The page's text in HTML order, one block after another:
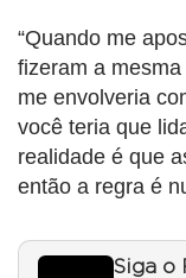
“Quando me
fizeram a
me envolveria
você teria que
realidade é que
então a regra é
Siga o